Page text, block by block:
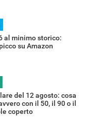
al minimo storico:
su Amazon
del 12 agosto: cosa
con il 50, il 90 o il
coperto